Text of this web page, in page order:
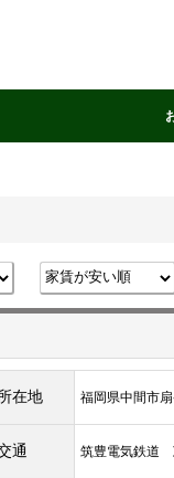
在地 福岡県中間市
通 筑豊電気鉄道